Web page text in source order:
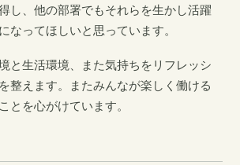
し、他の部署でもそれらを生かし活躍
なってほしいと思っています。
と生活環境、また気持ちをリフレッシ
整えます。またみんなが楽しく働ける
とを心がけています。